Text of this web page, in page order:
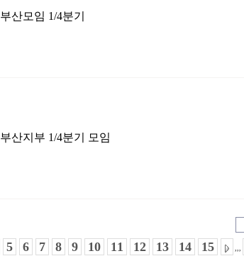
부산모임 1/4분기
부산지부 1/4분기 모임
5 6 7 8 9 10 11 12 13 14 15 ,,,